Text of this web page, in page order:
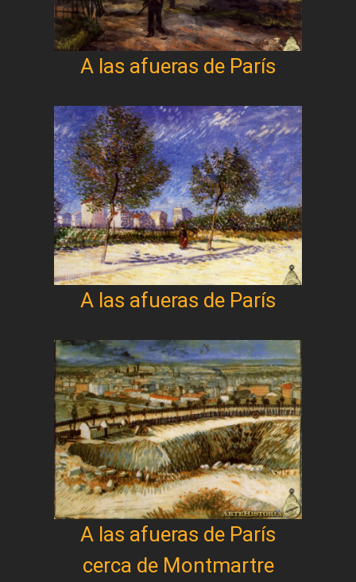
A las afueras de París
A las afueras de París
A las afueras de París
cerca de Montmartre